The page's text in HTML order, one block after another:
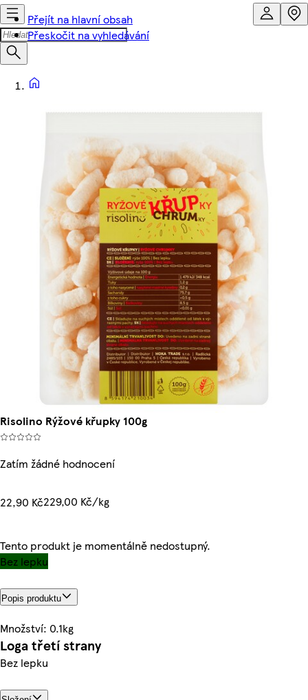
Přejít na hlavní obsah
Přeskočit na vyhledávání
Risolino Rýžové křupky 100g
Zatím žádné hodnocení
22,90 Kč229,00 Kč/kg
Tento produkt je momentálně nedostupný.
Bez lepku
Popis produktu
Množství: 0.1kg
Loga třetí strany
Bez lepku